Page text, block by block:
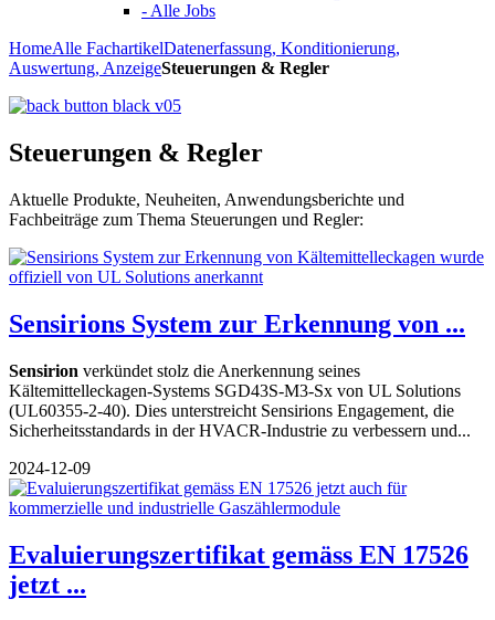
- Alle Jobs
HomeAlle FachartikelDatenerfassung, Konditionierung,
Auswertung, AnzeigeSteuerungen & Regler
Steuerungen & Regler
Aktuelle Produkte, Neuheiten, Anwendungsberichte und
Fachbeiträge zum Thema Steuerungen und Regler:
Sensirions System zur Erkennung von ...
Sensirion verkündet stolz die Anerkennung seines
Kältemittelleckagen-Systems SGD43S-M3-Sx von UL Solutions
(UL60355-2-40). Dies unterstreicht Sensirions Engagement, die
Sicherheitsstandards in der HVACR-Industrie zu verbessern und...
2024-12-09
Evaluierungszertifikat gemäss EN 17526
jetzt ...